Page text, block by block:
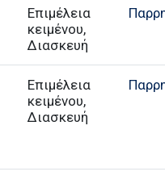
Επιμέλεια
κειμένου,
Διασκευή
Επιμέλεια
κειμένου,
Διασκευή